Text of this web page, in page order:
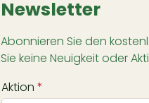
Newsletter
Abonnieren Sie den
Sie keine Neuigkeit oder
Aktion *